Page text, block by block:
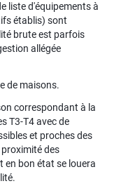
liste d'équipements à
établis) sont
brute est parfois
allégée
de maisons.
correspondant à la
T3-T4 avec de
et proches des
des
en bon état se louera